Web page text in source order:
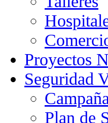
Proyectos
Seguridad
Plan de